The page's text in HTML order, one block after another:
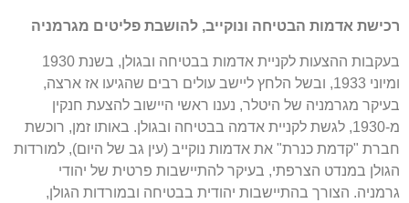
רכישת אדמות הבטיחה ונוקייב, להושבת פליטים מגרמניה
בעקבות ההצעות לקניית אדמות בבטיחה ובגולן, בשנת 1930
ומיוני 1933, ובשל הלחץ ליישב עולים רבים שהגיעו אז ארצה,
בעיקר מגרמניה של היטלר, נענו ראשי היישוב להצעת חנקין
מ-1930, לגשת לקניית אדמה בבטיחה ובגולן. באותו זמן, רוכשת
חברת "קדמת כנרת" את אדמות נוקייב (עין גב של היום), למורדות
הגולן במנדט הצרפתי, בעיקר להתיישבות פרטית של יהודי
גרמניה. הצורך בהתיישבות יהודית בבטיחה ובמורדות הגולן,